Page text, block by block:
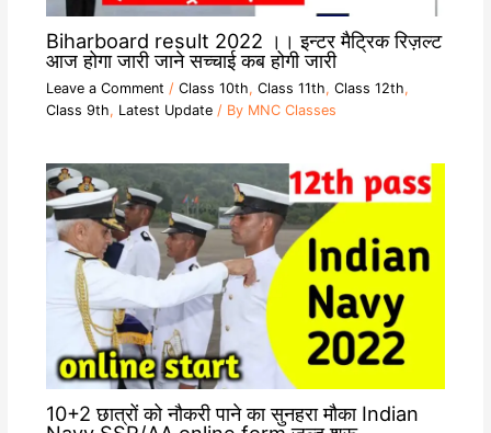
Biharboard result 2022 ।। इन्टर मैट्रिक रिज़ल्ट
आज होगा जारी जाने सच्चाई कब होगी जारी
Leave a Comment / Class 10th, Class 11th, Class 12th,
Class 9th, Latest Update/ By MNC Classes
10+2 छात्रों को नौकरी पाने का सुनहरा मौका Indian